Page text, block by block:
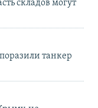
складов могут
танкер